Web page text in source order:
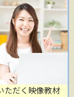
ただく映像教材